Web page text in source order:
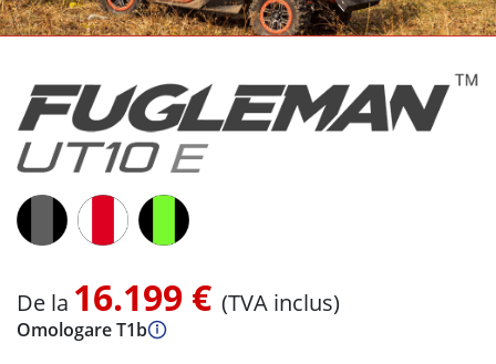
De la 16.199 € (TVA inclus)
Omologare T1b